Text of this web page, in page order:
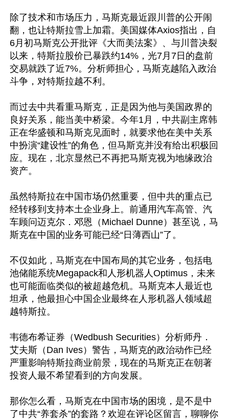
除了技术和市场压力，马斯克最近跟川普的公开闹
翻，也让特斯拉雪上加霜。美国媒体Axios指出，自
6月初马斯克公开批评《大而美法案》、与川普决裂
以来，特斯拉股价已暴跌约14%，光7月7日的盘前
交易就跌了近7%。分析师担心，马斯克越陷入政治
斗争，对特斯拉越不利。
而过去中共看重马斯克，正是因为他与美国政界的
良好关系，能当美中桥梁。今年1月，中共副主席韩
正在华盛顿和马斯克见面时，就要求他在美中关系
中扮演“建设性”的角色，但马斯克并没有给出积极回
应。现在，北京显然已不再把马斯克视为地缘政治
资产。
虽然特斯拉在中国市场仍然重要，但中共的重点已
经转移到支持本土企业身上。前通用汽车高管、汽
车顾问迈克尔．邓恩（Michael Dunne）甚至说，马
斯克在中国的业务可能已经“日薄西山”了。
不仅如此，马斯克在中国布局的其它业务，包括电
池储能系统Megapack和人形机器人Optimus，未来
也可能面临类似的被超越危机。马斯克本人最近也
坦承，他最担心中国企业最终在人形机器人领域超
越特斯拉。
韦德布希证券（Wedbush Securities）分析师丹．
艾夫斯（Dan Ives）警告，马斯克的政治动作已经
严重影响特斯拉商业前景，现在的马斯克正在朝著
投资人最不希望看到的方向发展。
那你怎么看，马斯克在中国市场的困境，是不是中
了中共“养套杀”的套路？欢迎在评论区留言，聊聊你